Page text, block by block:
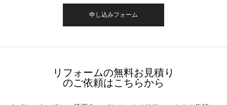
申し込みフォーム
リフォームの無料お見積り
のご依頼はこちらから